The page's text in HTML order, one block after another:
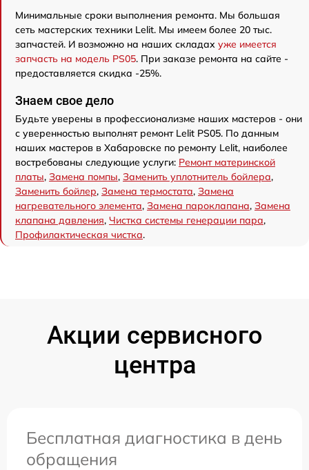
Минимальные сроки выполнения ремонта. Мы большая
сеть мастерских техники Lelit. Мы имеем более 20 тыс.
запчастей. И возможно на наших складах уже имеется
запчасть на модель PS05. При заказе ремонта на сайте -
предоставляется скидка -25%.
Знаем свое дело
Будьте уверены в профессионализме наших мастеров - они
с уверенностью выполнят ремонт Lelit PS05. По данным
наших мастеров в Хабаровске по ремонту Lelit, наиболее
востребованы следующие услуги: Ремонт материнской
платы, Замена помпы, Заменить уплотнитель бойлера,
Заменить бойлер, Замена термостата, Замена
нагревательного элемента, Замена пароклапана, Замена
клапана давления, Чистка системы генерации пара,
Профилактическая чистка.
Акции сервисного
центра
Бесплатная диагностика в день
обращения